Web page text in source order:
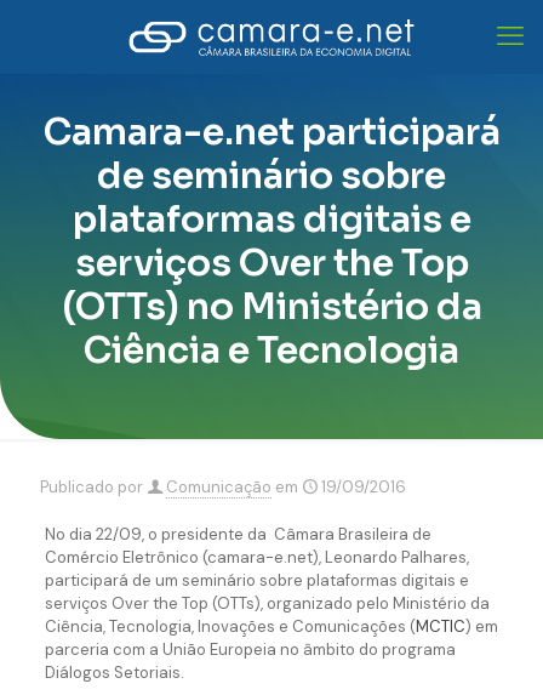
Camara-e.net participará
de seminário sobre
plataformas digitais e
serviços Over the Top
(OTTs) no Ministério da
Ciência e Tecnologia
Publicado por Comunicação em 19/09/2016
No dia 22/09, o presidente da Câmara Brasileira de
Comércio Eletrônico (camara-e.net), Leonardo Palhares,
participará de um seminário sobre plataformas digitais e
serviços Over the Top (OTTs), organizado pelo Ministério da
Ciência, Tecnologia, Inovações e Comunicações (MCTIC) em
parceria com a União Europeia no âmbito do programa
Diálogos Setoriais.